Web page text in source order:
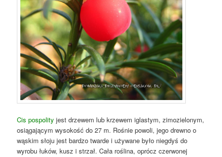
Cis pospolity jest drzewem lub krzewem iglastym, zimozielonym,
osiągającym wysokość do 27 m. Rośnie powoli, jego drewno o
wąskim słoju jest bardzo twarde i używane było niegdyś do
wyrobu łuków, kusz i strzał. Cała roślina, oprócz czerwonej